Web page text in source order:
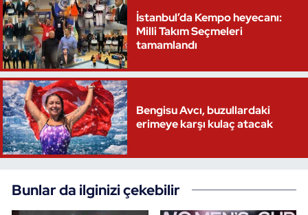
İstanbul’da Kempo heyecanı:
Milli Takım Seçmeleri
tamamlandı
Bengisu Avcı, buzullardaki
erimeye karşı kulaç atacak
Bunlar da ilginizi çekebilir